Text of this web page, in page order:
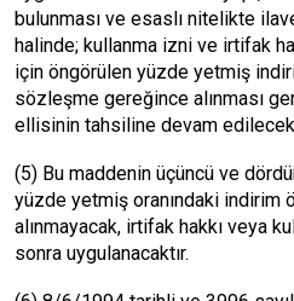
bulunması ve esaslı nitelikte
halinde; kullanma izni ve irtifak
için öngörülen yüzde yetmiş
sözleşme gereğince alınması
ellisinin tahsiline devam
(5) Bu maddenin üçüncü ve
yüzde yetmiş oranındaki indirim
alınmayacak, irtifak hakkı veya
sonra uygulanacaktır.